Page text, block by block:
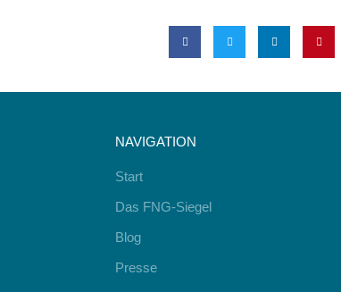
NAVIGATION
Start
Das FNG-Siegel
Blog
Presse